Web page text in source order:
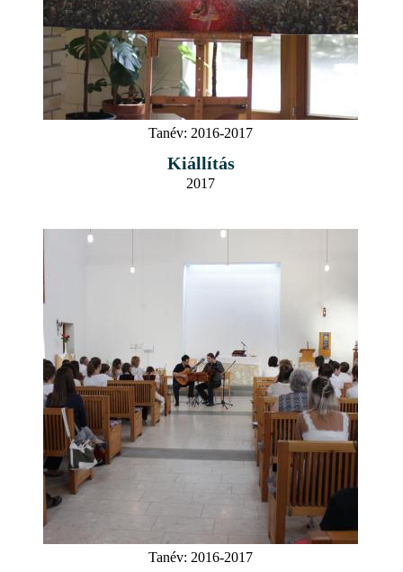
Tanév: 2016-2017
Kiállítás
2017
Tanév: 2016-2017